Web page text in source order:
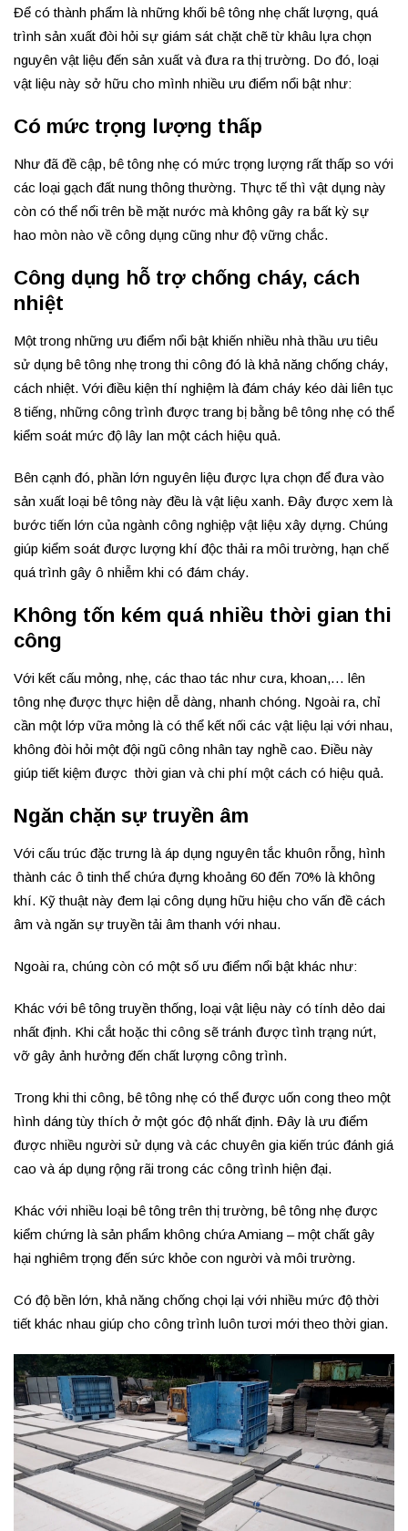
Để có thành phẩm là những khối bê tông nhẹ chất lượng, quá
trình sản xuất đòi hỏi sự giám sát chặt chẽ từ khâu lựa chọn
nguyên vật liệu đến sản xuất và đưa ra thị trường. Do đó, loại
vật liệu này sở hữu cho mình nhiều ưu điểm nổi bật như:
Có mức trọng lượng thấp
Như đã đề cập, bê tông nhẹ có mức trọng lượng rất thấp so với
các loại gạch đất nung thông thường. Thực tế thì vật dụng này
còn có thể nổi trên bề mặt nước mà không gây ra bất kỳ sự
hao mòn nào về công dụng cũng như độ vững chắc.
Công dụng hỗ trợ chống cháy, cách
nhiệt
Một trong những ưu điểm nổi bật khiến nhiều nhà thầu ưu tiêu
sử dụng bê tông nhẹ trong thi công đó là khả năng chống cháy,
cách nhiệt. Với điều kiện thí nghiệm là đám cháy kéo dài liên tục
8 tiếng, những công trình được trang bị bằng bê tông nhẹ có thể
kiểm soát mức độ lây lan một cách hiệu quả.
Bên cạnh đó, phần lớn nguyên liệu được lựa chọn để đưa vào
sản xuất loại bê tông này đều là vật liệu xanh. Đây được xem là
bước tiến lớn của ngành công nghiệp vật liệu xây dựng. Chúng
giúp kiểm soát được lượng khí độc thải ra môi trường, hạn chế
quá trình gây ô nhiễm khi có đám cháy.
Không tốn kém quá nhiều thời gian thi
công
Với kết cấu mỏng, nhẹ, các thao tác như cưa, khoan,… lên
tông nhẹ được thực hiện dễ dàng, nhanh chóng. Ngoài ra, chỉ
cần một lớp vữa mỏng là có thể kết nối các vật liệu lại với nhau,
không đòi hỏi một đội ngũ công nhân tay nghề cao. Điều này
giúp tiết kiệm được thời gian và chi phí một cách có hiệu quả.
Ngăn chặn sự truyền âm
Với cấu trúc đặc trưng là áp dụng nguyên tắc khuôn rỗng, hình
thành các ô tinh thể chứa đựng khoảng 60 đến 70% là không
khí. Kỹ thuật này đem lại công dụng hữu hiệu cho vấn đề cách
âm và ngăn sự truyền tải âm thanh với nhau.
Ngoài ra, chúng còn có một số ưu điểm nổi bật khác như:
Khác với bê tông truyền thống, loại vật liệu này có tính dẻo dai
nhất định. Khi cắt hoặc thi công sẽ tránh được tình trạng nứt,
vỡ gây ảnh hưởng đến chất lượng công trình.
Trong khi thi công, bê tông nhẹ có thể được uốn cong theo một
hình dáng tùy thích ở một góc độ nhất định. Đây là ưu điểm
được nhiều người sử dụng và các chuyên gia kiến trúc đánh giá
cao và áp dụng rộng rãi trong các công trình hiện đại.
Khác với nhiều loại bê tông trên thị trường, bê tông nhẹ được
kiểm chứng là sản phẩm không chứa Amiang – một chất gây
hại nghiêm trọng đến sức khỏe con người và môi trường.
Có độ bền lớn, khả năng chống chọi lại với nhiều mức độ thời
tiết khác nhau giúp cho công trình luôn tươi mới theo thời gian.